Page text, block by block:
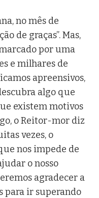
no mês de
de graças”. Mas,
por uma
e milhares de
apreensivos,
algo que
existem motivos
o Reitor-mor diz
vezes, o
nos impede de
o nosso
agradecer a
para ir superando